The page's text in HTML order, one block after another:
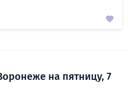
на пятницу, 7